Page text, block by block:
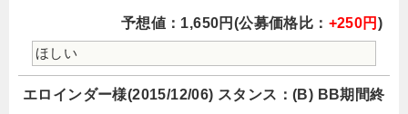
予想値：1,650円(公募価格比： +250円 )
ほしい
エロインダー様(2015/12/06) スタンス：(B) BB期間終